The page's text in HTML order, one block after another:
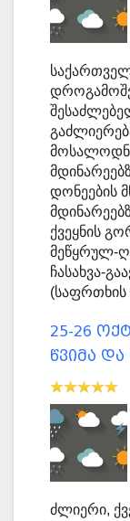
დონეების
ქვეყნის
მეწყრულ-
ჩასახვა-
25-26
წვიმა
ძლიერი,